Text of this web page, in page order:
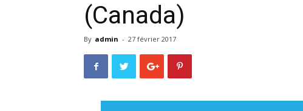
(Canada)
By admin - 27 février 2017